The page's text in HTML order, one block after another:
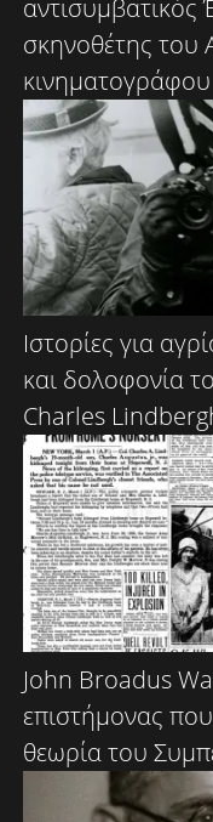
αντισυμβατικός
σκηνοθέτης του
κινηματογράφου
Ιστορίες για
και δολοφονία
Charles
John Broadus
επιστήμονας
θεωρία του